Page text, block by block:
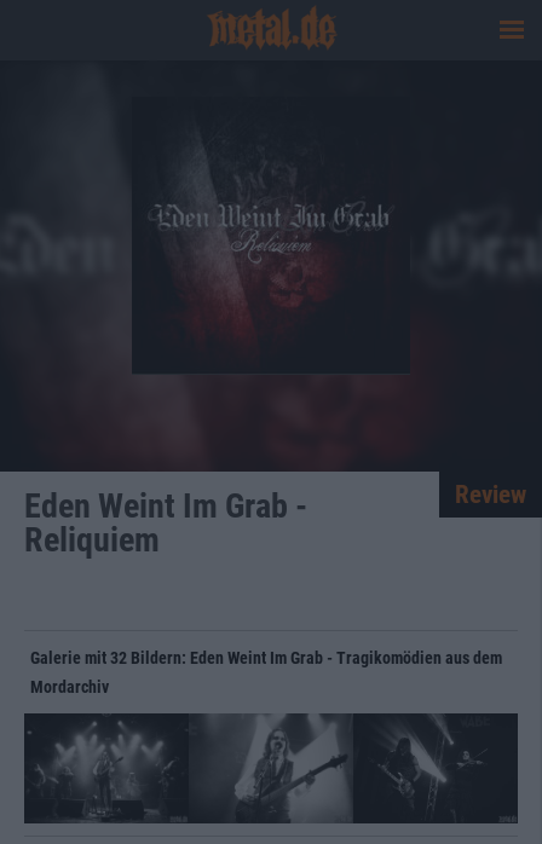
Eden Weint Im Grab -
Reliquiem
Review
Galerie mit 32 Bildern: Eden Weint Im Grab - Tragikomödien aus dem
Mordarchiv